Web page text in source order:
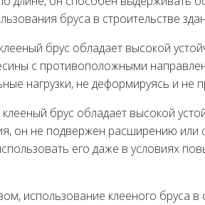
бруса в строительстве
брус обладает высокой
с противоположными
нагрузки, не деформируясь и не
брус обладает высокой
он не подвержен расширению
его даже в условиях
использование клееного бруса